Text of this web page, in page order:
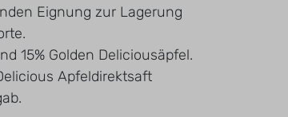
Eignung zur Lagerung
15% Golden Deliciousäpfel.
Apfeldirektsaft